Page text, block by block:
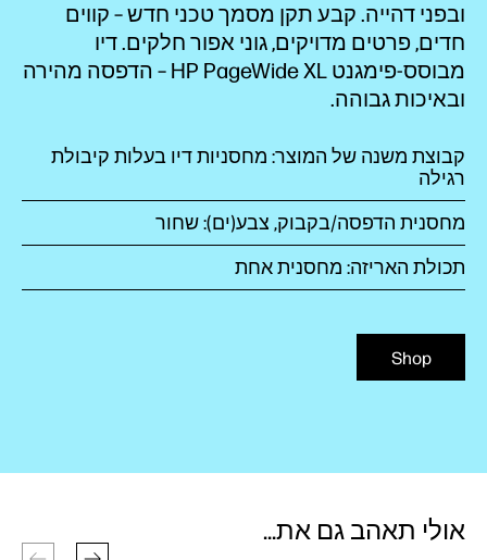
ובפני דהייה. קבע תקן מסמך טכני חדש – קווים
חדים, פרטים מדויקים, גוני אפור חלקים. דיו
מבוסס-פימגנט HP PageWide XL – הדפסה מהירה
ובאיכות גבוהה.
קבוצת משנה של המוצר: מחסניות דיו בעלות קיבולת
רגילה
מחסנית הדפסה/בקבוק, צבע(ים): שחור
תכולת האריזה: מחסנית אחת
Shop
אולי תאהב גם את...